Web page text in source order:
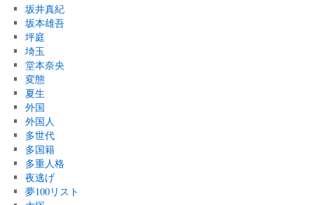
坂井真紀
坂本雄吾
坪庭
埼玉
堂本奈央
変態
夏生
外国
外国人
多世代
多国籍
多重人格
夜逃げ
夢100リスト